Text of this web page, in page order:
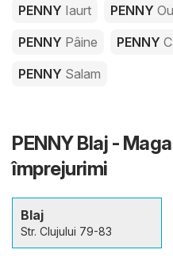
PENNY Iaurt PENNY
PENNY Pâine PENNY
PENNY Salam
PENNY Blaj -
împrejurimi
Blaj
Str. Clujului 79-83